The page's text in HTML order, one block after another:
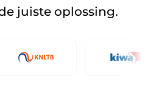
juiste oplossing.